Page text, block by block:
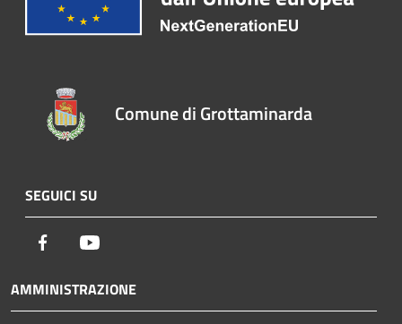
Comune di Grottaminarda
SEGUICI SU
Facebook
AMMINISTRAZIONE